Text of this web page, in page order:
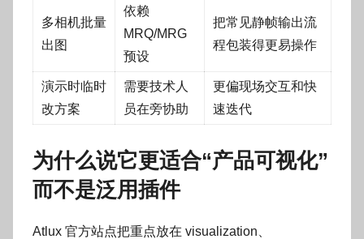
多相机批量
出图
依赖
MRQ/MRG
预设
把常见静帧输出流
程包装得更易操作
演示时临时
改方案
需要技术人
员在旁协助
更偏现场交互和快
速迭代
为什么说它更适合“产品可视化”
而不是泛用插件
Atlux 官方站点把重点放在 visualization、